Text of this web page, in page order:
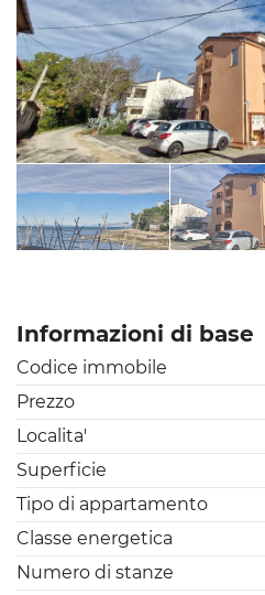
Informazioni di base
Codice immobile
Prezzo
Localita'
Superficie
Tipo di appartamento
Classe energetica
Numero di stanze